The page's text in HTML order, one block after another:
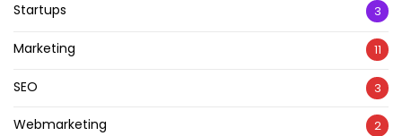
Startups 3
Marketing 11
SEO 3
Webmarketing 2